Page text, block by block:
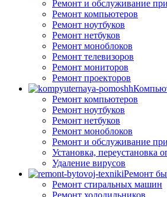
Ремонт и обслуживание
Ремонт компьютеров
Ремонт ноутбуков
Ремонт нетбуков
Ремонт моноблоков
Ремонт телевизоров
Ремонт мониторов
Ремонт проекторов
Ремонт компьютеров
Ремонт ноутбуков
Ремонт нетбуков
Ремонт моноблоков
Ремонт и обслуживание
Установка, переустановка
Удаление вирусов
Ремонт
Ремонт стиральных машин
Ремонт холодильников